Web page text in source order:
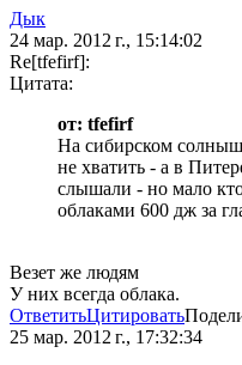
Дык
24 мар. 2012 г., 15:14:02
Re[tfefirf]:
Цитата:
от: tfefirf
На сибирском
не хватить - а в
слышали - но мало
облаками 600 дж за
Везет же людям
У них всегда облака.
ОтветитьЦитировать
25 мар. 2012 г., 17:32:34